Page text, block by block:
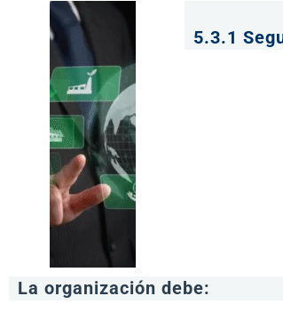
5.3.1
La organización debe: